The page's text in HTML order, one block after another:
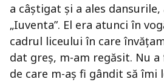
a câștigat și a ales
„Iuventa”. El era atunci în
cadrul liceului în care
dat greș, m-am regăsit. Nu
de care m-aș fi gândit să îmi